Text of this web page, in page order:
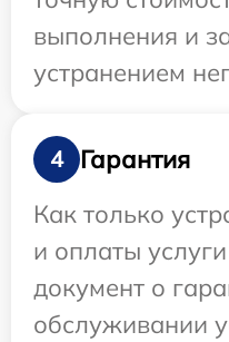
выполнения и
устранением
4
Гарантия
Как только
и оплаты
документ о
обслуживании